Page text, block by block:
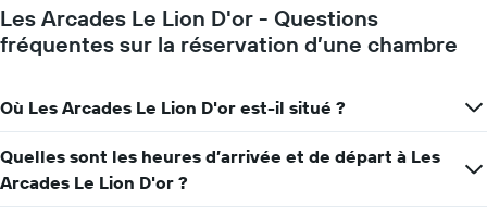
Les Arcades Le Lion D'or - Questions
fréquentes sur la réservation d’une chambre
Où Les Arcades Le Lion D'or est-il situé ?
Quelles sont les heures d’arrivée et de départ à Les
Arcades Le Lion D'or ?